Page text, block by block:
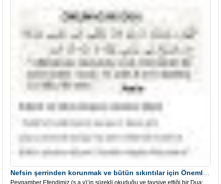
Peygamber Efendimiz (s.a.v)’in sürekli okuduğu ve tavsiye ettiği bir Dua;